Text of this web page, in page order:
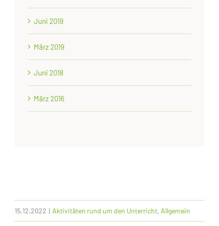
Juni 2019
März 2019
Juni 2018
März 2016
15.12.2022 | Aktivitäten rund um den Unterricht, Allgemein